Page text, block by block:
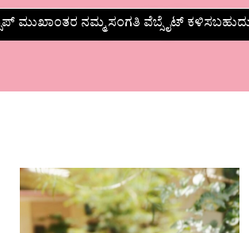
ಮುಖಾಂತರ ನಮ್ಮ ಸಂಗತಿ ವೆಬ್ಸೈಟ್